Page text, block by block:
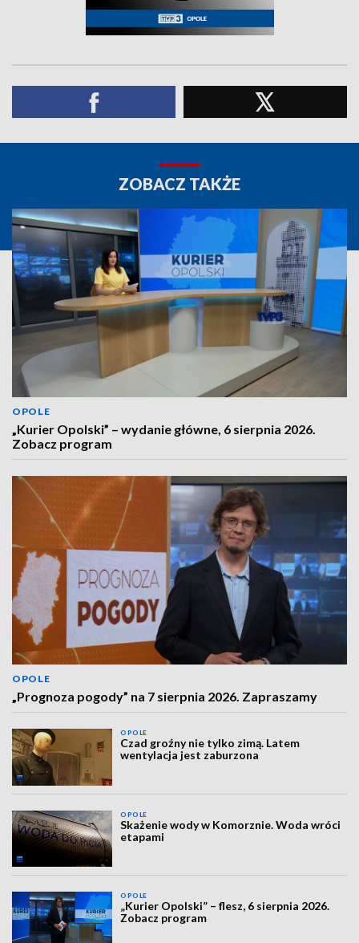
ZOBACZ TAKŻE
OPOLE
„Kurier Opolski” – wydanie główne, 6 sierpnia 2026.
Zobacz program
OPOLE
„Prognoza pogody” na 7 sierpnia 2026. Zapraszamy
OPOLE
Czad groźny nie tylko zimą. Latem
wentylacja jest zaburzona
OPOLE
Skażenie wody w Komorznie. Woda wróci
etapami
OPOLE
„Kurier Opolski” – flesz, 6 sierpnia 2026.
Zobacz program